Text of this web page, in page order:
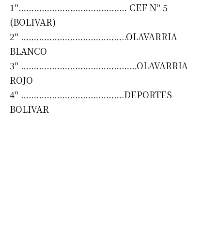
Suscribirme gratis
Dirección de correo electrónico
1º…………………………………… CEF Nº 5
(BOLIVAR)
2º …………………………………..OLAVARRIA
BLANCO
3º ………………………………………OLAVARRIA
ROJO
4º ………………………………….DEPORTES
BOLIVAR